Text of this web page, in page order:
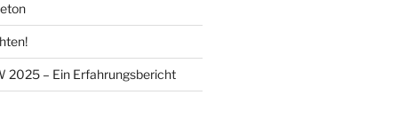
2025 – Ein Erfahrungsbericht